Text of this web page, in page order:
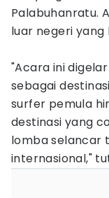
Palabuhanratu.
luar negeri yang
"Acara ini
sebagai
surfer pemula
destinasi yang
lomba selancar
internasional,"